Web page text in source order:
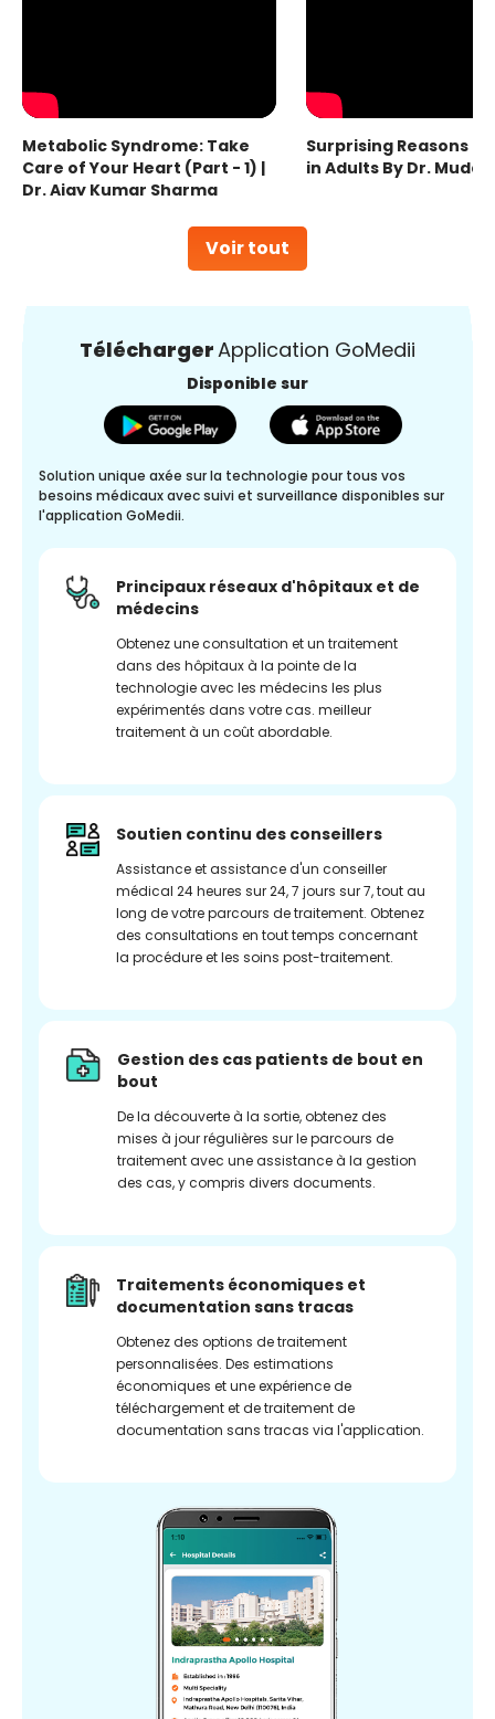
Voir tout
Metabolic Syndrome: Take
Care of Your Heart (Part - 1) |
Dr. Ajay Kumar Sharma
Surprising Reasons
in Adults By Dr.
TéléchargerApplication GoMedii
Disponible sur
Solution unique axée sur la technologie pour tous vos
besoins médicaux avec suivi et surveillance disponibles sur
l'application GoMedii.
Principaux réseaux d'hôpitaux et de
médecins
Obtenez une consultation et un traitement
dans des hôpitaux à la pointe de la
technologie avec les médecins les plus
expérimentés dans votre cas. meilleur
traitement à un coût abordable.
Soutien continu des conseillers
Assistance et assistance d'un conseiller
médical 24 heures sur 24, 7 jours sur 7, tout au
long de votre parcours de traitement. Obtenez
des consultations en tout temps concernant
la procédure et les soins post-traitement.
Gestion des cas patients de bout en
bout
De la découverte à la sortie, obtenez des
mises à jour régulières sur le parcours de
traitement avec une assistance à la gestion
des cas, y compris divers documents.
Traitements économiques et
documentation sans tracas
Obtenez des options de traitement
personnalisées. Des estimations
économiques et une expérience de
téléchargement et de traitement de
documentation sans tracas via l'application.